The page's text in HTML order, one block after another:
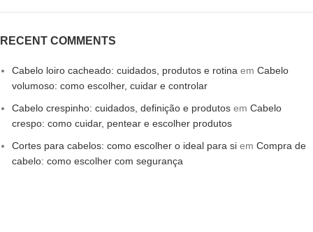
RECENT COMMENTS
Cabelo loiro cacheado: cuidados, produtos e rotina em Cabelo
volumoso: como escolher, cuidar e controlar
Cabelo crespinho: cuidados, definição e produtos em Cabelo
crespo: como cuidar, pentear e escolher produtos
Cortes para cabelos: como escolher o ideal para si em Compra de
cabelo: como escolher com segurança